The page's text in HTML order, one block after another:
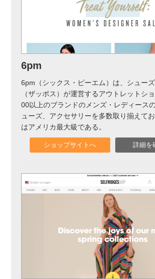
6pm
6pm（シックス・ピーエム）は、シュー
（ザッポス）が運営するアウトレットシ
00以上のブランドのメンズ・レディース
ューズ、アクセサリーを多数取り揃えて
はアメリカ最大級である。
ショップサイトへ 詳細を